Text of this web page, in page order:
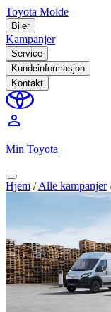
Toyota Molde
Biler
Kampanjer
Service
Kundeinformasjon
Kontakt
perm_identity
Min Toyota
Hjem /Alle kampanjer